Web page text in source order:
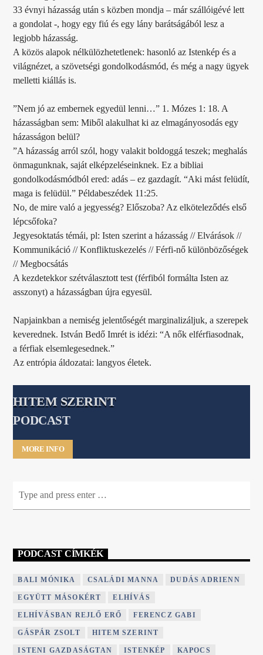
33 évnyi házasság után s közben mondja – már szállóigévé lett
a gondolat -, hogy egy fiú és egy lány barátságából lesz a
legjobb házasság.
A közös alapok nélkülözhetetlenek: hasonló az Istenkép és a
világnézet, a szövetségi gondolkodásmód, és még a nagy ügyek
melletti kiállás is.
”Nem jó az embernek egyedül lenni…” 1. Mózes 1: 18. A
házasságban sem: Miből alakulhat ki az elmagányosodás egy
házasságon belül?
”A házasság arról szól, hogy valakit boldoggá teszek; meghalás
önmagunknak, saját elképzeléseinknek. Ez a bibliai
gondolkodásmódból ered: adás – ez gazdagít. “Aki mást felüdít,
maga is felüdül.” Példabeszédek 11:25.
No, de mire való a jegyesség? Előszoba? Az elköteleződés első
lépcsőfoka?
Jegyesoktatás témái, pl: Isten szerint a házasság // Elvárások //
Kommunikáció // Konfliktuskezelés // Férfi-nő különbözőségek
// Megbocsátás
A kezdetekkor szétválasztott test (férfiból formálta Isten az
asszonyt) a házasságban újra egyesül.
Napjainkban a nemiség jelentőségét marginalizáljuk, a szerepek
keverednek. István Bedő Imrét is idézi: “A nők elférfiasodnak,
a férfiak elsemlegesednek.”
Az entrópia áldozatai: langyos életek.
HITEM SZERINT
PODCAST
MORE INFO
PODCAST CÍMKÉK
BALI MÓNIKA CSALÁDI MANNA DUDÁS ADRIENN
EGYÜTT MÁSOKÉRT ELHÍVÁS
ELHÍVÁSBAN REJLŐ ERŐ FERENCZ GABI
GÁSPÁR ZSOLT HITEM SZERINT
ISTENI GAZDASÁGTAN ISTENKÉP KAPOCS